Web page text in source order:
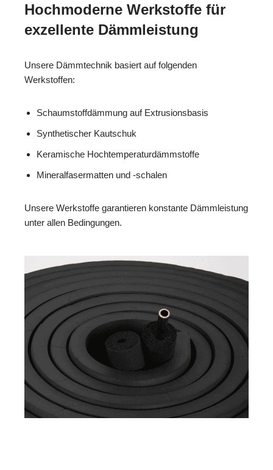
Hochmoderne Werkstoffe für
exzellente Dämmleistung
Unsere Dämmtechnik basiert auf folgenden
Werkstoffen:
Schaumstoffdämmung auf Extrusionsbasis
Synthetischer Kautschuk
Keramische Hochtemperaturdämmstoffe
Mineralfasermatten und -schalen
Unsere Werkstoffe garantieren konstante Dämmleistung
unter allen Bedingungen.